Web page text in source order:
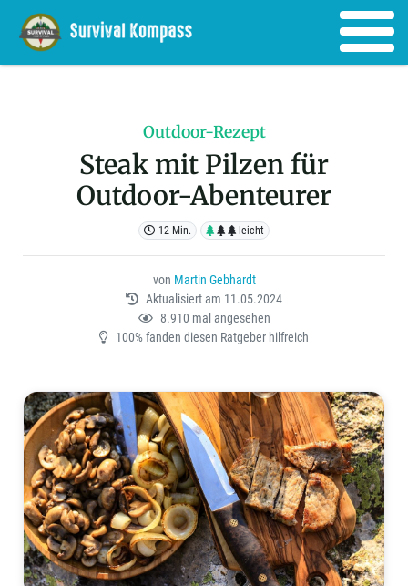
Outdoor-Rezept
Steak mit Pilzen für
Outdoor-Abenteurer
12 Min. leicht
von Martin Gebhardt
Aktualisiert am 11.05.2024
8.910 mal angesehen
100% fanden diesen Ratgeber hilfreich